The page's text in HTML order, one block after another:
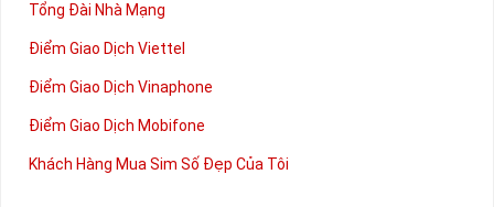
Tổng Đài Nhà Mạng
Điểm Giao Dịch Viettel
Điểm Giao Dịch Vinaphone
Điểm Giao Dịch Mobifone
Khách Hàng Mua Sim Số Đẹp Của Tôi